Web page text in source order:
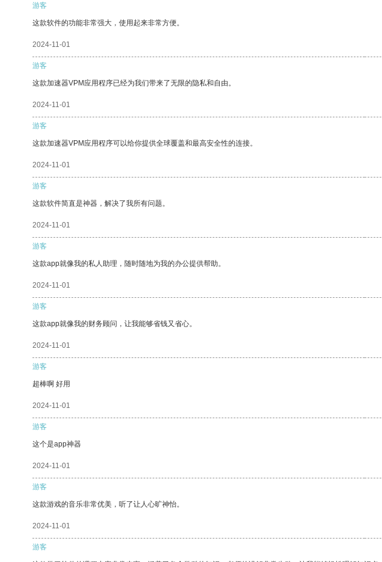
游客
这款软件的功能非常强大，使用起来非常方便。
2024-11-01
游客
这款加速器VPM应用程序已经为我们带来了无限的隐私和自由。
2024-11-01
游客
这款加速器VPM应用程序可以给你提供全球覆盖和最高安全性的连接。
2024-11-01
游客
这款软件简直是神器，解决了我所有问题。
2024-11-01
游客
这款app就像我的私人助理，随时随地为我的办公提供帮助。
2024-11-01
游客
这款app就像我的财务顾问，让我能够省钱又省心。
2024-11-01
游客
超棒啊 好用
2024-11-01
游客
这个是app神器
2024-11-01
游客
这款游戏的音乐非常优美，听了让人心旷神怡。
2024-11-01
游客